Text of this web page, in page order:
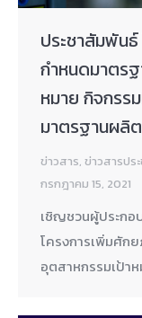
ประชาสัมพัน
กำหนดมาตร
หมาย กิจกรร
มาตรฐานผลิ
ข่าวสาร, ข่าวสารปร
กรกฎาคม 15, 2021
เชิญชวนผู้ประกอ
โครงการเพิ่มศัก
อุตสาหกรรมเป้า